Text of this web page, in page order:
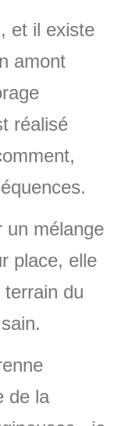
et il existe
amont
réalisé
un mélange
place, elle
du
de la